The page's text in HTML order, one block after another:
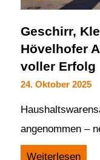
Geschirr,
Hövelhofer
voller Erfolg
24. Oktober 2025
angenommen –
Weiterlesen